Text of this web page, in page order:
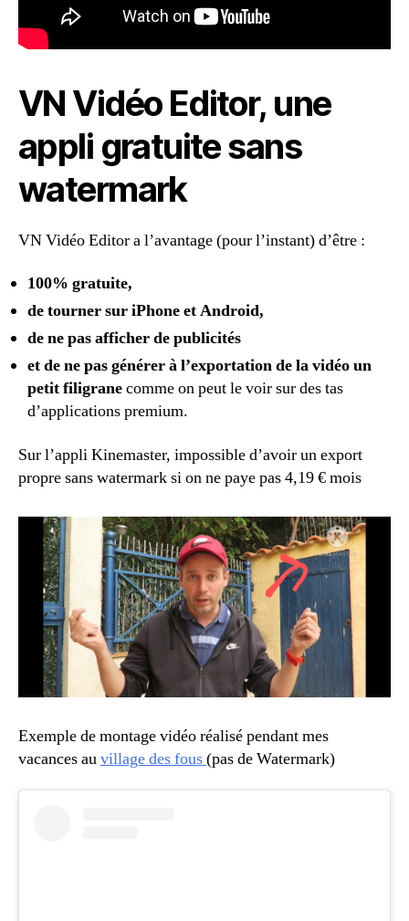
VN Vidéo Editor, une
appli gratuite sans
watermark
VN Vidéo Editor a l’avantage (pour l’instant) d’être :
100% gratuite,
de tourner sur iPhone et Android,
de ne pas afficher de publicités
et de ne pas générer à l’exportation de la vidéo un
petit filigranecomme on peut le voir sur des tas
d’applications premium.
Sur l’appli Kinemaster, impossible d’avoir un export
propre sans watermark si on ne paye pas 4,19 € mois
Exemple de montage vidéo réalisé pendant mes
vacances auvillage des fous(pas de Watermark)